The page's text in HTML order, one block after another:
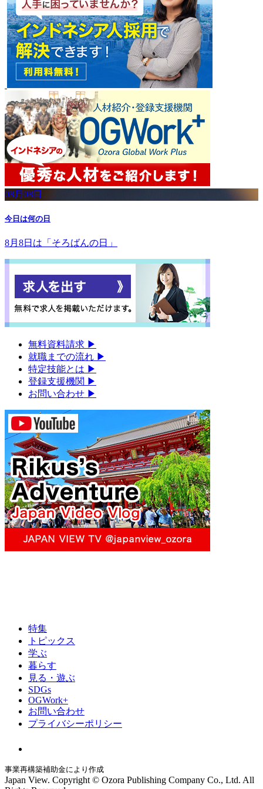
08月08日
今日は何の日
8月8日は「そろばんの日」
無料資料請求 ▶︎
就職までの流れ ▶︎
特定技能とは ▶︎
登録支援機関 ▶︎
お問い合わせ ▶︎
特集
トピックス
学ぶ
暮らす
見る・遊ぶ
SDGs
OGWork+
お問い合わせ
プライバシーポリシー
事業再構築補助金により作成
Japan View. Copyright © Ozora Publishing Company Co., Ltd. All